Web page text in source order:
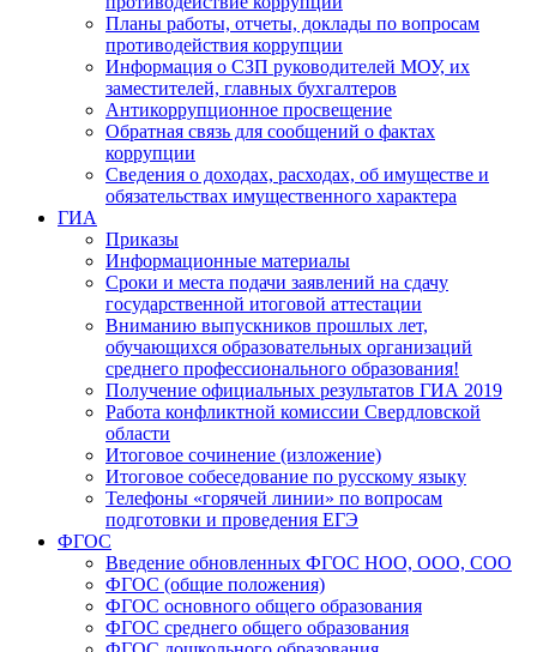
Планы работы, отчеты, доклады по вопросам
противодействия коррупции
Информация о СЗП руководителей МОУ, их
заместителей, главных бухгалтеров
Антикоррупционное просвещение
Обратная связь для сообщений о фактах
коррупции
Сведения о доходах, расходах, об имуществе и
обязательствах имущественного характера
ГИА
Приказы
Информационные материалы
Сроки и места подачи заявлений на сдачу
государственной итоговой аттестации
Вниманию выпускников прошлых лет,
обучающихся образовательных организаций
среднего профессионального образования!
Получение официальных результатов ГИА 2019
Работа конфликтной комиссии Свердловской
области
Итоговое сочинение (изложение)
Итоговое собеседование по русскому языку
Телефоны «горячей линии» по вопросам
подготовки и проведения ЕГЭ
ФГОС
Введение обновленных ФГОС НОО, ООО, СОО
ФГОС (общие положения)
ФГОС основного общего образования
ФГОС среднего общего образования